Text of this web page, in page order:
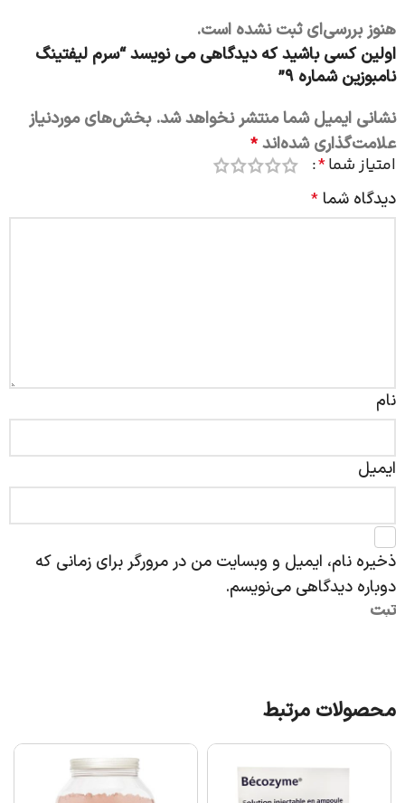
هنوز بررسی‌ای ثبت نشده است.
اولین کسی باشید که دیدگاهی می نویسد “سرم لیفتینگ
نامبوزین شماره ۹”
نشانی ایمیل شما منتشر نخواهد شد. بخش‌های موردنیاز
علامت‌گذاری شده‌اند *
امتیاز شما*
دیدگاه شما *
نام
ایمیل
ذخیره نام، ایمیل و وبسایت من در مرورگر برای زمانی که
دوباره دیدگاهی می‌نویسم.
محصولات مرتبط